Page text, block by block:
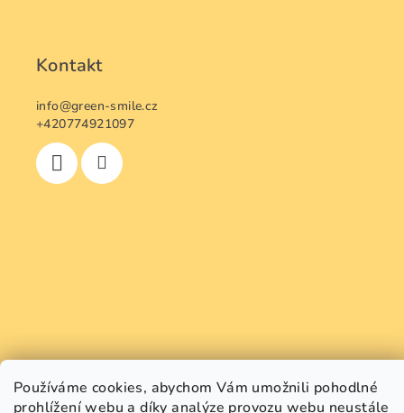
Používáme cookies, abychom Vám umožnili pohodlné
prohlížení webu a díky analýze provozu webu neustále
Kontakt
info@green-smile.cz
+420774921097